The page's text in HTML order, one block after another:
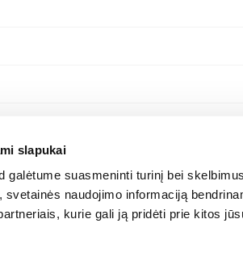
slapukai
galėtume suasmeninti turinį bei
svetainės naudojimo informaciją
kurie gali ją pridėti prie kitos